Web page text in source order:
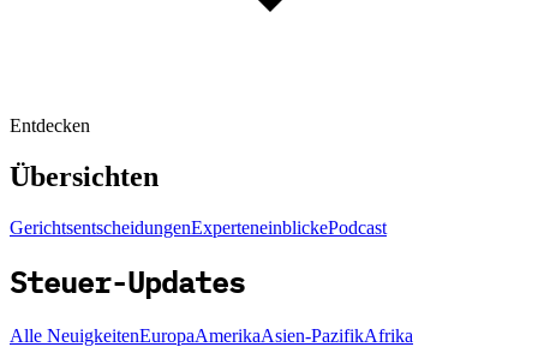
Entdecken
Übersichten
GerichtsentscheidungenExperteneinblickePodcast
Steuer-Updates
Alle NeuigkeitenEuropaAmerikaAsien-PazifikAfrika